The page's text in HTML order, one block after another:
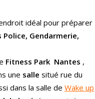
idéal pour préparer
Police, Gendarmerie,
Fitness Park Nantes ,
une salle situé rue du
dans la salle de Wake up